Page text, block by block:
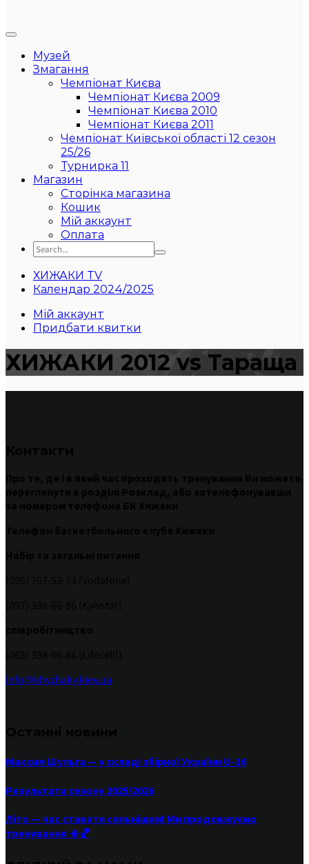
Музей
Змагання
Чемпіонат Києва
Чемпіонат Києва 2009
Чемпіонат Києва 2010
Чемпіонат Києва 2011
Чемпіонат Київської області 12 сезон
25/26
Турнирка 11
Магазин
Сторінка магазина
Кошик
Мій аккаунт
Оплата
ХИЖАКИ TV
Календар 2024/2025
Мій аккаунт
Придбати квитки
ХИЖАКИ 2012 vs Тараща
info@khyzhaky.kiev.ua
Максим Шульга — у складі збірної України U-16
Результати сезону 2025/2026
Літо — час ставати сильнішим! Ми продовжуємо
тренування ☀️🏀